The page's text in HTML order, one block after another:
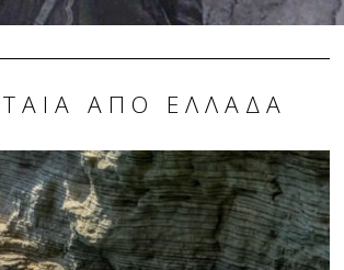
ΑΠΌ ΕΛΛΆΔΑ